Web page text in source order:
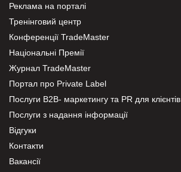
Реклама на порталі
Тренінговий центр
Конференції TradeMaster
Національні Премії
Журнал TradeMaster
Портал про Private Label
Послуги В2В- маркетингу та PR для клієнтів
Послуги з надання інформації
Відгуки
Контакти
Вакансії